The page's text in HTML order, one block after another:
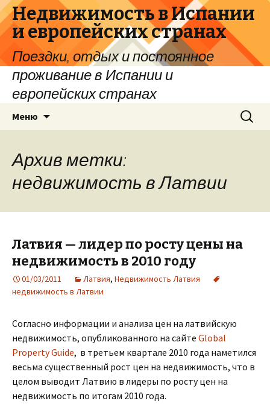
Недвижимость в Испании
и европейских странах
Поездки, отдых и постоянное
проживание в Испании и
европейских странах
Меню Найти:
Архив метки:
недвижимость в Латвии
Латвия — лидер по росту цены на
недвижимость в 2010 году
01/03/2011 Латвия, Недвижимость Латвия
недвижимость в Латвии
Согласно информации и анализа цен на латвийскую
недвижимость, опубликованного на сайте Global
Property Guide, в третьем квартале 2010 года наметился
весьма существенный рост цен на недвижимость, что в
целом выводит Латвию в лидеры по росту цен на
недвижимость по итогам 2010 года.